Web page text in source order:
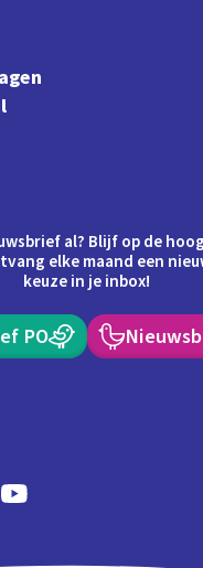
al? Blijf op de
elke maand een
keuze in je inbox!
PO